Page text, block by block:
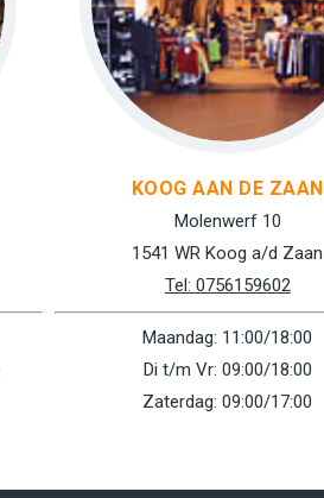
KOOG AAN DE ZAAN
Molenwerf 10
1541 WR Koog a/d Zaan
Tel: 0756159602
Maandag: 11:00/18:00
Di t/m Vr: 09:00/18:00
Zaterdag: 09:00/17:00